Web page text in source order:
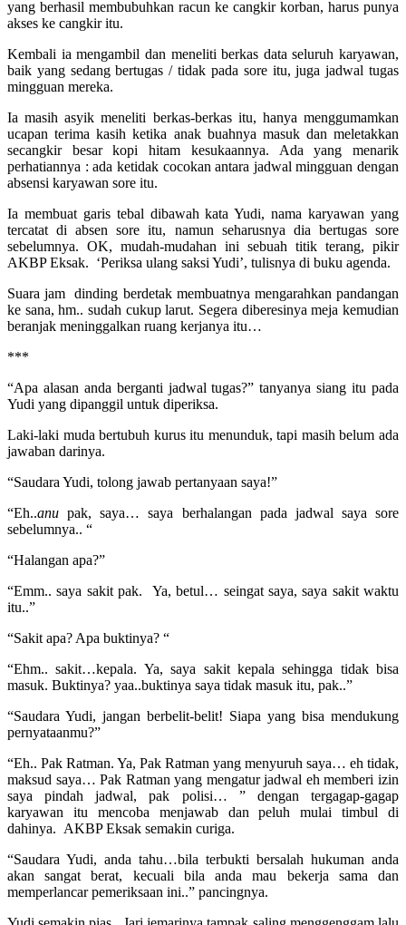
yang berhasil membubuhkan racun ke cangkir korban, harus punya
akses ke cangkir itu.
Kembali ia mengambil dan meneliti berkas data seluruh karyawan,
baik yang sedang bertugas / tidak pada sore itu, juga jadwal tugas
mingguan mereka.
Ia masih asyik meneliti berkas-berkas itu, hanya menggumamkan
ucapan terima kasih ketika anak buahnya masuk dan meletakkan
secangkir besar kopi hitam kesukaannya. Ada yang menarik
perhatiannya : ada ketidak cocokan antara jadwal mingguan dengan
absensi karyawan sore itu.
Ia membuat garis tebal dibawah kata Yudi, nama karyawan yang
tercatat di absen sore itu, namun seharusnya dia bertugas sore
sebelumnya. OK, mudah-mudahan ini sebuah titik terang, pikir
AKBP Eksak. ‘Periksa ulang saksi Yudi’, tulisnya di buku agenda.
Suara jam dinding berdetak membuatnya mengarahkan pandangan
ke sana, hm.. sudah cukup larut. Segera diberesinya meja kemudian
beranjak meninggalkan ruang kerjanya itu…
***
“Apa alasan anda berganti jadwal tugas?” tanyanya siang itu pada
Yudi yang dipanggil untuk diperiksa.
Laki-laki muda bertubuh kurus itu menunduk, tapi masih belum ada
jawaban darinya.
“Saudara Yudi, tolong jawab pertanyaan saya!”
“Eh..anu pak, saya… saya berhalangan pada jadwal saya sore
sebelumnya.. “
“Halangan apa?”
“Emm.. saya sakit pak. Ya, betul… seingat saya, saya sakit waktu
itu..”
“Sakit apa? Apa buktinya? “
“Ehm.. sakit…kepala. Ya, saya sakit kepala sehingga tidak bisa
masuk. Buktinya? yaa..buktinya saya tidak masuk itu, pak..”
“Saudara Yudi, jangan berbelit-belit! Siapa yang bisa mendukung
pernyataanmu?”
“Eh.. Pak Ratman. Ya, Pak Ratman yang menyuruh saya… eh tidak,
maksud saya… Pak Ratman yang mengatur jadwal eh memberi izin
saya pindah jadwal, pak polisi… ” dengan tergagap-gagap
karyawan itu mencoba menjawab dan peluh mulai timbul di
dahinya. AKBP Eksak semakin curiga.
“Saudara Yudi, anda tahu…bila terbukti bersalah hukuman anda
akan sangat berat, kecuali bila anda mau bekerja sama dan
memperlancar pemeriksaan ini..” pancingnya.